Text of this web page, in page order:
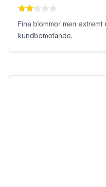
Fina blommor men extremt
kundbemötande.